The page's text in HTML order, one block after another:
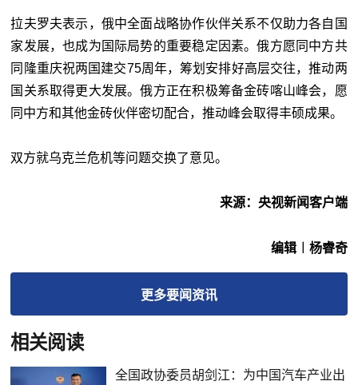
拉夫罗夫表示，俄中全面战略协作伙伴关系不仅助力各自国
家发展，也成为国际局势的重要稳定因素。俄方愿同中方共
同隆重庆祝两国建交75周年，筹划安排好高层交往，推动两
国关系取得更大发展。俄方正在积极筹备金砖喀山峰会，愿
同中方和其他金砖伙伴密切配合，推动峰会取得丰硕成果。
双方就乌克兰危机等问题交换了意见。
来源：央视新闻客户端
编辑︱杨睿奇
更多要闻资讯
相关阅读
全国政协委员胡剑江：为中国汽车产业出